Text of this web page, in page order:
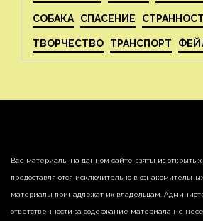
СОБАКА СПАСЕНИЕ
ТВОРЧЕСТВО ТРАНСПОРТ
Все материалы на данном сайте взяты из открытых
предоставляются исключительно в
материалы принадлежат их владельцам.
ответственности за содержание материала не